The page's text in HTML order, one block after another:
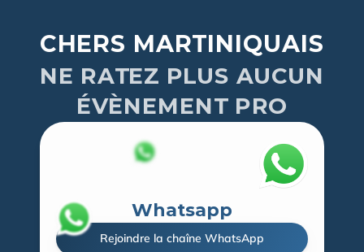
CHERS MARTINIQUAIS
NE RATEZ PLUS AUCUN
ÉVÈNEMENT PRO
Whatsapp
Rejoindre la chaîne WhatsApp